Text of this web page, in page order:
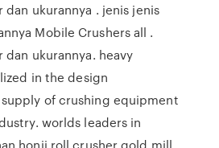
dan ukurannya . jenis jenis
Mobile Crushers all .
dan ukurannya. heavy
in the design
of crushing equipment
worlds leaders in
honji roll crusher gold mill